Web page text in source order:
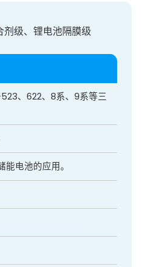
剂级、锂电池隔膜级
、622、8系、9系等三
电池的应用。